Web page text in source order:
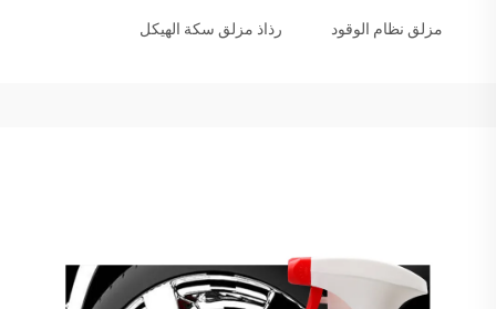
مزلق نظام الوقود رذاذ مزلق سكة الهيكل